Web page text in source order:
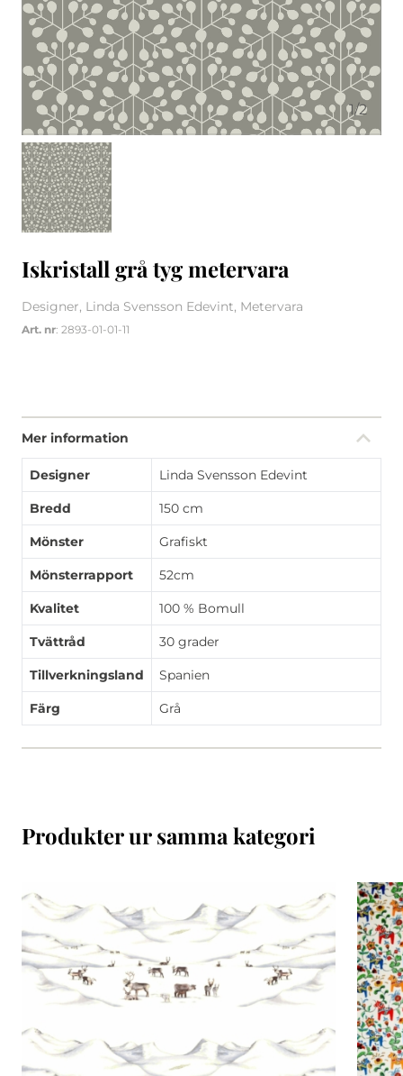
1/2
Iskristall grå tyg metervara
Designer, Linda Svensson Edevint, Metervara
Art. nr: 2893-01-01-11
Mer information
Designer Linda Svensson Edevint
Bredd 150 cm
Mönster Grafiskt
Mönsterrapport 52cm
Kvalitet 100 % Bomull
Tvättråd 30 grader
Tillverkningsland Spanien
Färg Grå
Produkter ur samma kategori